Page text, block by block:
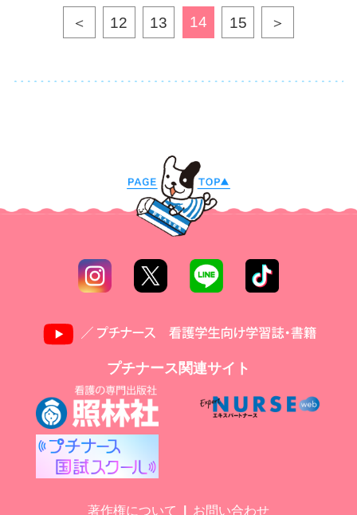
＜ 12 13 14 15 ＞
プチナース関連サイト
著作権について お問い合わせ